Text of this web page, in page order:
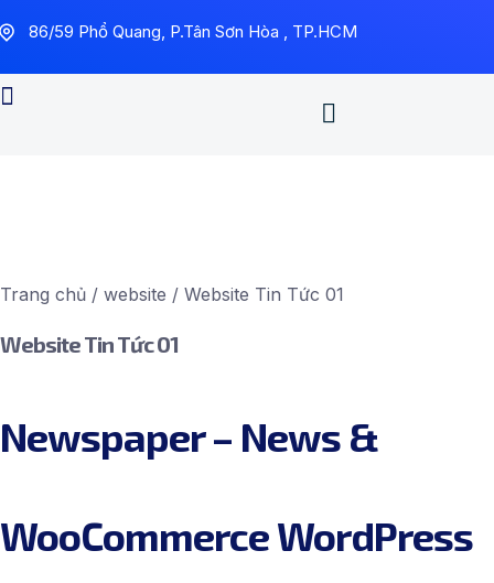
86/59 Phổ Quang, P.Tân Sơn Hòa , TP.HCM
Trang chủ / website / Website Tin Tức 01
Website Tin Tức 01
Newspaper – News &
WooCommerce WordPress